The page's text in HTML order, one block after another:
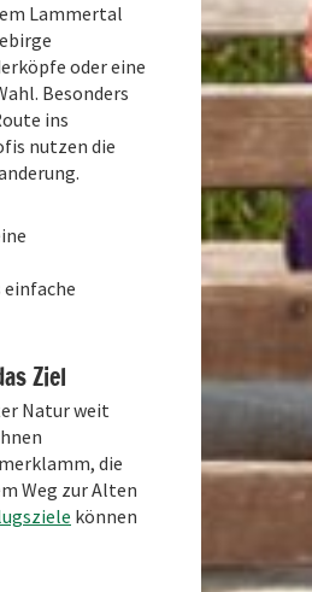
Lammertal
oder eine
Besonders
ins
nutzen die
Ziel
Natur weit
die
Weg zur Alten
können